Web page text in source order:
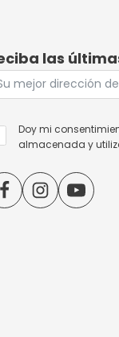
las
Doy mi
almacenada y